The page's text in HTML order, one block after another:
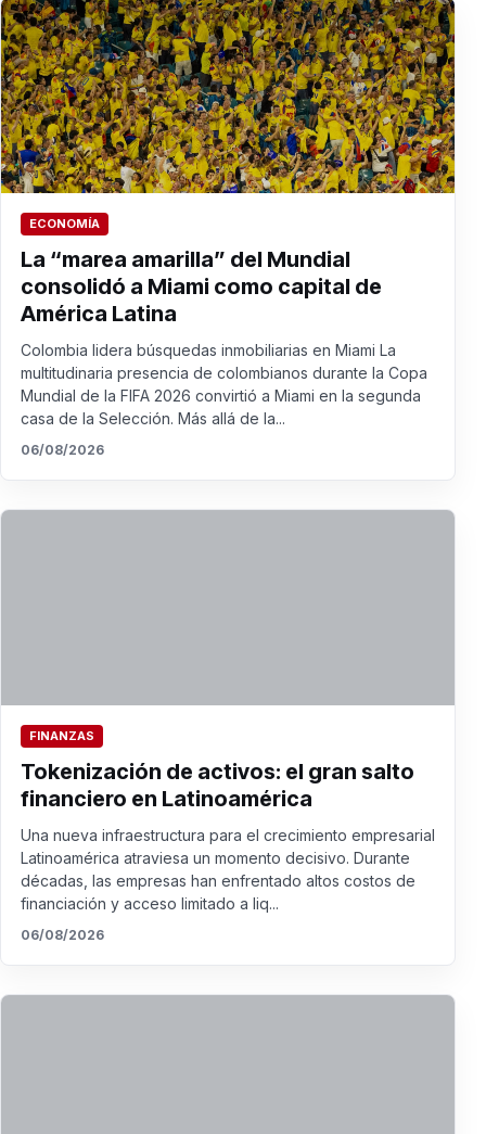
ECONOMÍA
La “marea amarilla” del Mundial
consolidó a Miami como capital de
América Latina
Colombia lidera búsquedas inmobiliarias en Miami La
multitudinaria presencia de colombianos durante la Copa
Mundial de la FIFA 2026 convirtió a Miami en la segunda
casa de la Selección. Más allá de la...
06/08/2026
FINANZAS
Tokenización de activos: el gran salto
financiero en Latinoamérica
Una nueva infraestructura para el crecimiento empresarial
Latinoamérica atraviesa un momento decisivo. Durante
décadas, las empresas han enfrentado altos costos de
financiación y acceso limitado a liq...
06/08/2026